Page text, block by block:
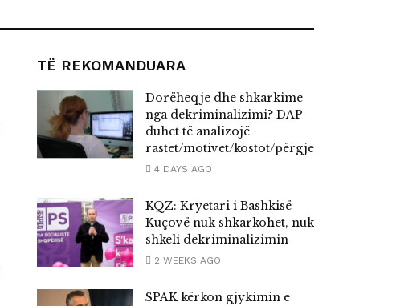
TË REKOMANDUARA
Dorëheqje dhe shkarkime
nga dekriminalizimi? DAP
duhet të analizojë
rastet/motivet/kostot/përgjegjësitë
4 DAYS AGO
KQZ: Kryetari i Bashkisë
Kuçovë nuk shkarkohet, nuk
shkeli dekriminalizimin
2 WEEKS AGO
SPAK kërkon gjykimin e